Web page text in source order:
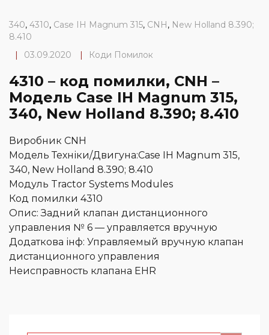
340, 4310, Case IH Magnum 315, CNH, New Holland 8.390;
8.410
|
03.09.2020 | Коди Помилок
4310 – код помилки, CNH –
Модель Case IH Magnum 315,
340, New Holland 8.390; 8.410
Виробник CNH
Модель Техніки/Двигуна:Case IH Magnum 315,
340, New Holland 8.390; 8.410
Модуль Tractor Systems Modules
Код помилки 4310
Опис: Задний клапан дистанционного
управления № 6 — управляется вручную
Додаткова інф: Управляемый вручную клапан
дистанционного управления
Неисправность клапана EHR
Search Button